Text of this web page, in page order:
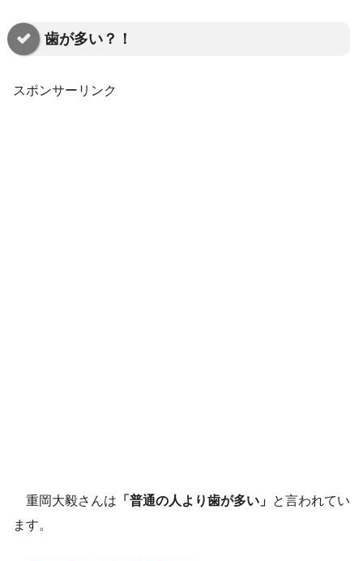
歯が多い？！
スポンサーリンク
重岡大毅さんは 「普通の人より歯が多い」 と言われてい
ます。